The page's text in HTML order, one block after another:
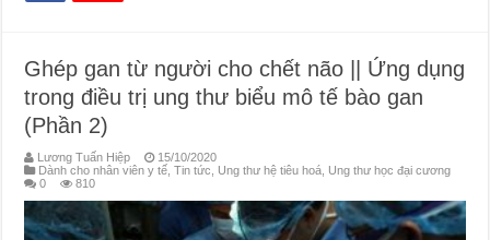
Ghép gan từ người cho chết não || Ứng dụng
trong điều trị ung thư biểu mô tế bào gan
(Phần 2)
Lương Tuấn Hiệp
15/10/2020
Dành cho nhân viên y tế ,Tin tức Ung thư hệ tiêu hoá Ung thư học đại cương
0
810